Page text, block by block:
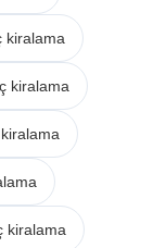
kiralama
kiralama
kiralama